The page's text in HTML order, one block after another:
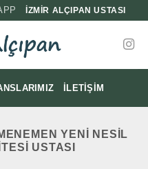
İZMİR ALÇIPAN USTASI
İLETIŞIM
YENI NESIL
USTASI